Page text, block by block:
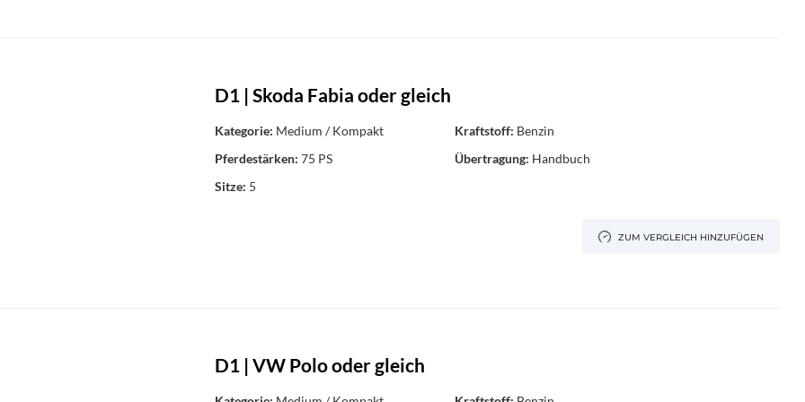
D1 | Skoda Fabia oder gleich
Kategorie: Medium / Kompakt Kraftstoff: Benzin
Pferdestärken: 75 PS Übertragung: Handbuch
Sitze: 5
ZUM VERGLEICH HINZUFÜGEN
D1 | VW Polo oder gleich